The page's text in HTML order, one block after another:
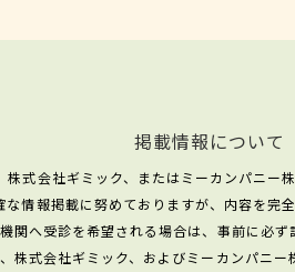
掲載情報について
式会社ギミック、またはミーカンパニー
な情報掲載に努めておりますが、内容を完
関へ受診を希望される場合は、事前に必ず
株式会社ギミック、およびミーカンパニ